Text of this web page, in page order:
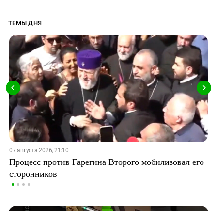
ТЕМЫ ДНЯ
07 августа 2026, 21:10
Процесс против Гарегина Второго мобилизовал его
сторонников